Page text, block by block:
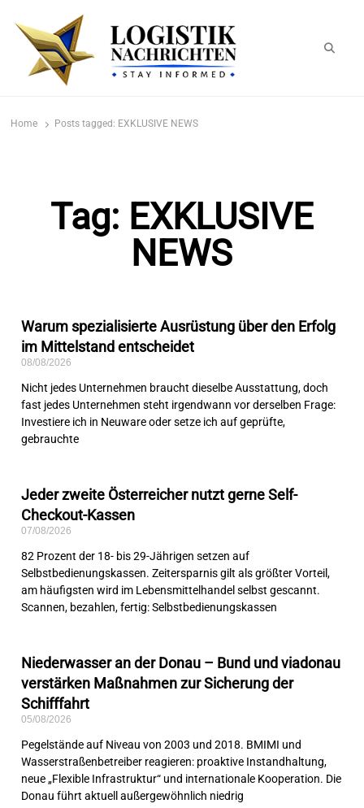
Home Posts tagged: EXKLUSIVE NEWS
Tag: EXKLUSIVE
NEWS
Warum spezialisierte Ausrüstung über den Erfolg
im Mittelstand entscheidet
08/08/2026
Nicht jedes Unternehmen braucht dieselbe Ausstattung, doch
fast jedes Unternehmen steht irgendwann vor derselben Frage:
Investiere ich in Neuware oder setze ich auf geprüfte,
gebrauchte
Jeder zweite Österreicher nutzt gerne Self-
Checkout-Kassen
07/08/2026
82 Prozent der 18- bis 29-Jährigen setzen auf
Selbstbedienungskassen. Zeitersparnis gilt als größter Vorteil,
am häufigsten wird im Lebensmittelhandel selbst gescannt.
Scannen, bezahlen, fertig: Selbstbedienungskassen
Niederwasser an der Donau – Bund und viadonau
verstärken Maßnahmen zur Sicherung der
Schifffahrt
05/08/2026
Pegelstände auf Niveau von 2003 und 2018. BMIMI und
Wasserstraßenbetreiber reagieren: proaktive Instandhaltung,
neue „Flexible Infrastruktur“ und internationale Kooperation. Die
Donau führt aktuell außergewöhnlich niedrig